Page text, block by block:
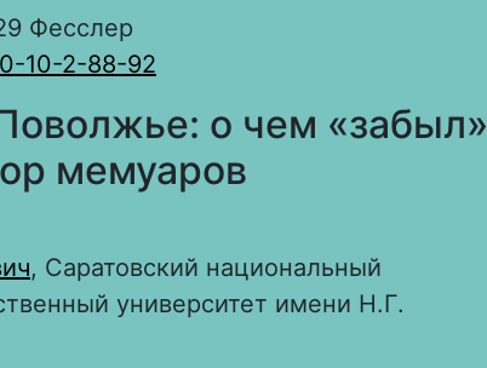
Фесслер
10-2-88-92
о чем «забыл»
мемуаров
, Саратовский национальный
университет имени Н.Г.